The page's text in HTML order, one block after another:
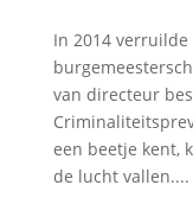
In 2014
van directeur
een beetje kent,
de lucht vallen....